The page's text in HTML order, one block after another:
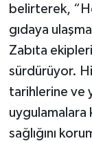
belirterek,
gıdaya
Zabıta
sürdürüyor.
tarihlerine ve
uygulamalara
sağlığını